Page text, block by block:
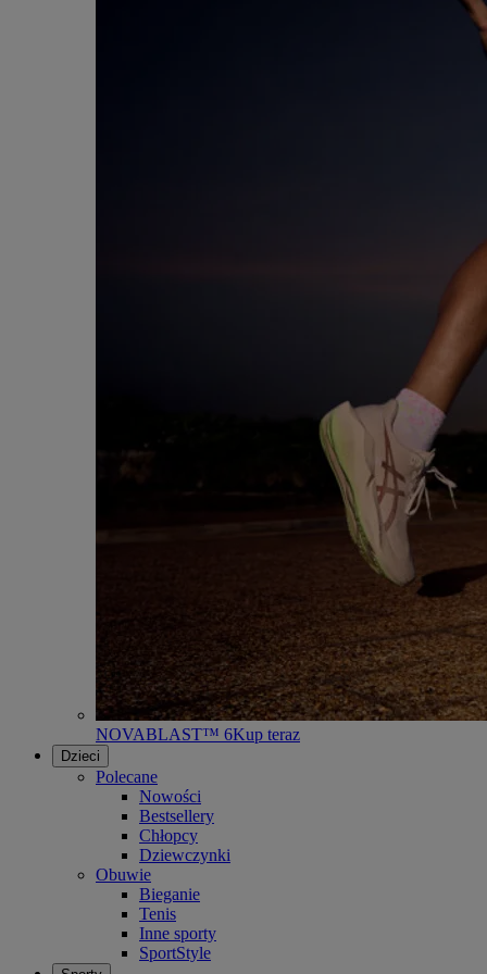
NOVABLAST™ 6Kup teraz
Dzieci
Polecane
Nowości
Bestsellery
Chłopcy
Dziewczynki
Obuwie
Bieganie
Tenis
Inne sporty
SportStyle